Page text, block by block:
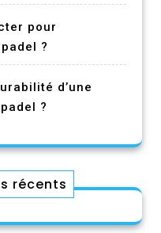
pour
?
d’une
?
récents